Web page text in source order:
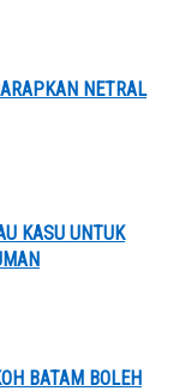
NETRAL
KASU UNTUK
BATAM BOLEH